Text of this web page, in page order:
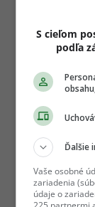
S cieľom
podľa
Ďalšie
Vaše osobné
zariadenia
údaje o